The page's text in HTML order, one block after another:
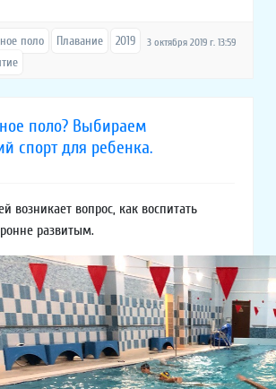
3 октября 2019 г. 13:59
поло Плавание
2019
поло? Выбираем
спорт для ребенка.
возникает вопрос, как воспитать
развитым.